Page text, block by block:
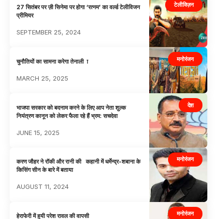
टेलीविज़न
27 सितंबर पर ज़ी सिनेमा पर होगा ‘रत्नम’ का वर्ल्ड टेलीविजन
प्रीमियर
SEPTEMBER 25, 2024
मनोरंजन
चुनौतियों का सामना करेगा तेनाली ा
MARCH 25, 2025
देश
भाजपा सरकार को बदनाम करने के लिए आप नेता शुल्क
नियंत्रण कानून को लेकर फैला रहे हैं भ्रम: सचदेवा
JUNE 15, 2025
मनोरंजन
करण जौहर ने रॉकी और रानी की कहानी में धर्मेन्द्र-शबाना के
किसिंग सीन के बारे में बताया
AUGUST 11, 2024
मनोरंजन
हेराफेरी में हुयी परेश रावल की वापसी